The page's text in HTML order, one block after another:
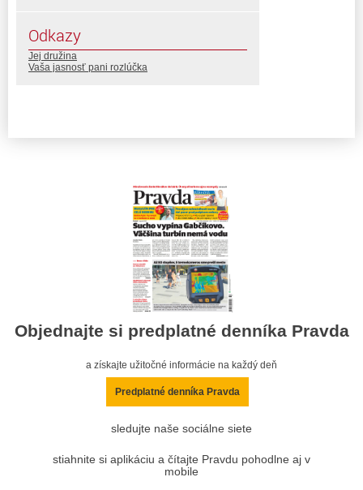
Odkazy
Jej družina
Vaša jasnosť pani rozlúčka
Objednajte si predplatné denníka Pravda
a získajte užitočné informácie na každý deň
Predplatné denníka Pravda
sledujte naše sociálne siete
stiahnite si aplikáciu a čítajte Pravdu pohodlne aj v
mobile